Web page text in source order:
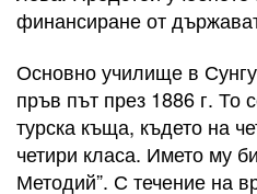
финансиране от
Основно училище в
пръв път през 1886 г. То
турска къща, където на
четири класа. Името му
Методий”. С течение на